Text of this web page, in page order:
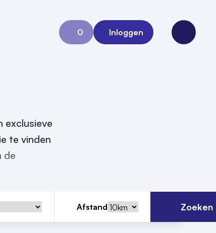
0
Aanvraag 0
Inloggen
Open
exclusieve
te vinden
de
Afstand Zoeken